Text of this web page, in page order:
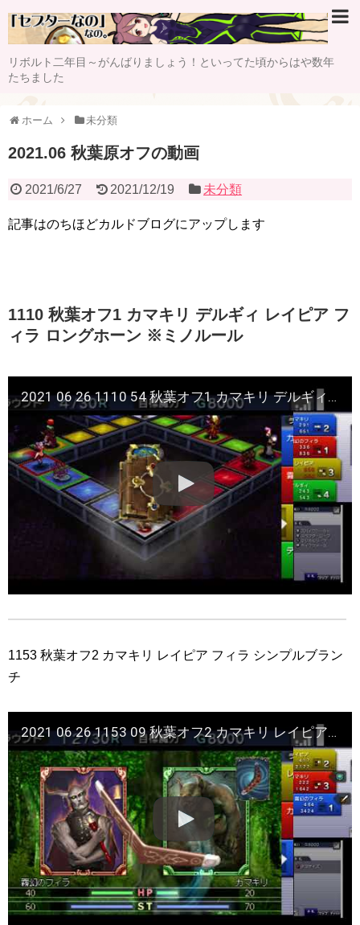
リボルト二年目～がんばりましょう！といってた頃からはや数年
たちました
ホーム 未分類
2021.06 秋葉原オフの動画
2021/6/27 2021/12/19 未分類
記事はのちほどカルドブログにアップします
1110 秋葉オフ1 カマキリ デルギィ レイピア フ
ィラ ロングホーン ※ミノルール
2021 06 26 1110 54 秋葉オフ1 カマキリ デルギィ レイピア フィラ
1153 秋葉オフ2 カマキリ レイピア フィラ シンプルブラン
チ
2021 06 26 1153 09 秋葉オフ2 カマキリ レイピア フィラ